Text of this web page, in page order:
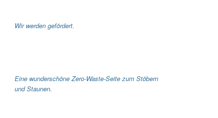
Wir werden gefördert.
Eine wunderschöne Zero-Waste-Seite zum Stöbern
und Staunen.